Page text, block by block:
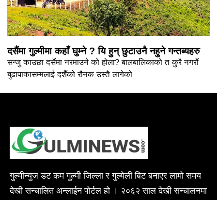
दसैंमा गुल्मीमा कहाँ घुम्ने ? यि हुन् छुटाउनै नहुने गन्तब्यहरु
सन्जु काउछा दसैंमा नरमाउने को होला? बालबालिकाको त कुरै नगरौं
बुढापाकासम्मलाई दशैँको रौनक उस्तै लागेको
गुल्मीन्युज डट कम गुल्मी जिल्ला र गुल्मेली बिट बनाएर लामो समय
देखी सन्चालित अन्लाईन पोर्टल हो । २०६२ साल देखी सन्चालनमा